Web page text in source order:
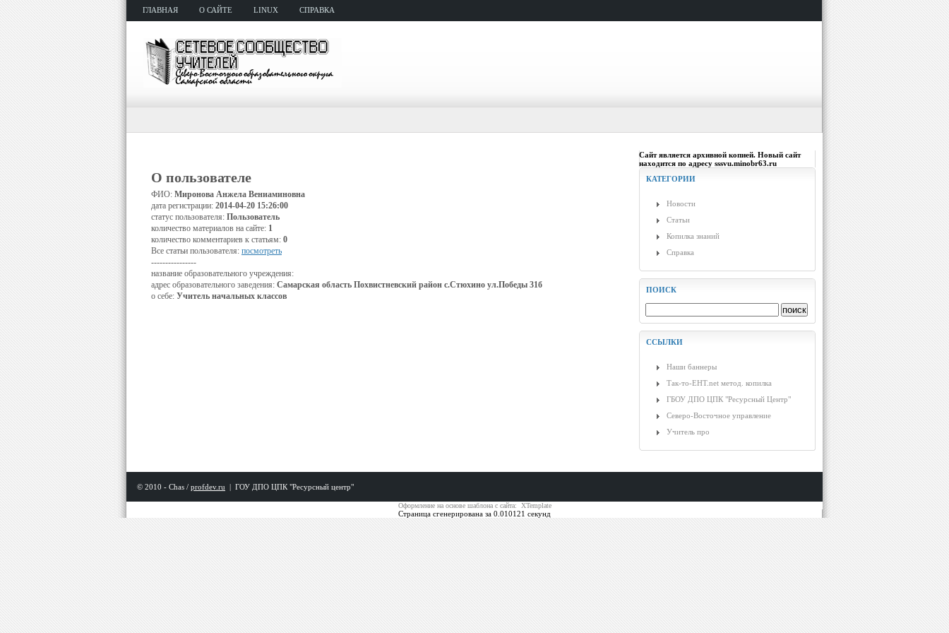
ГЛАВНАЯ О САЙТЕ LINUX СПРАВКА
О пользователе
ФИО: Миронова Анжела Вениаминовна
дата регистрации: 2014-04-20 15:26:00
статус пользователя: Пользователь
количество материалов на сайте: 1
количество комментариев к статьям: 0
Все статьи пользователя: посмотреть
----------------
название образовательного учреждения:
адрес образовательного заведения: Самарская область Похвистневский район с.Стюхино ул.Победы 31б
о себе: Учитель начальных классов
Сайт является архивной копией. Новый сайт
находится по адресу sssvu.minobr63.ru
КАТЕГОРИИ
Новости
Статьи
Копилка знаний
Справка
ПОИСК
ССЫЛКИ
Наши баннеры
Так-то-ЕНТ.net метод. копилка
ГБОУ ДПО ЦПК "Ресурсный Центр"
Северо-Восточное управление
Учитель про
© 2010 - Chas / profdev.ru | ГОУ ДПО ЦПК "Ресурсный центр"
Оформление на основе шаблона с сайта: XTemplate
Страница сгенерирована за 0.010121 секунд